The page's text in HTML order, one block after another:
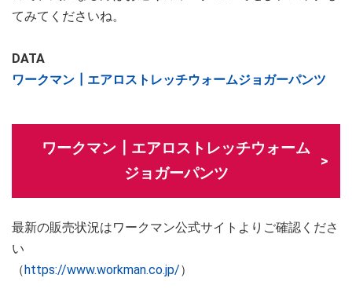
てみてくださいね。
DATA
ワークマン┃エアロストレッチウォームジョガーパンツ
ワークマン┃エアロストレッチウォーム
ジョガーパンツ
最新の販売状況はワークマン公式サイトよりご確認くださ
い
（https://www.workman.co.jp/）